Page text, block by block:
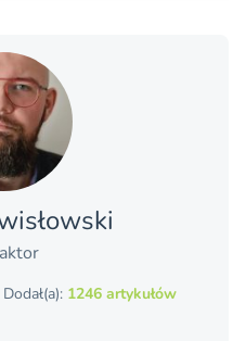
Dodał(a): 1246 artykułów